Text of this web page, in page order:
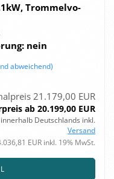
Trom­mel­vo­
nein
abweichend)
21.179,00 EUR
ab 20.199,00 EUR
Deutschlands inkl.
Versand
EUR inkl. 19% MwSt.